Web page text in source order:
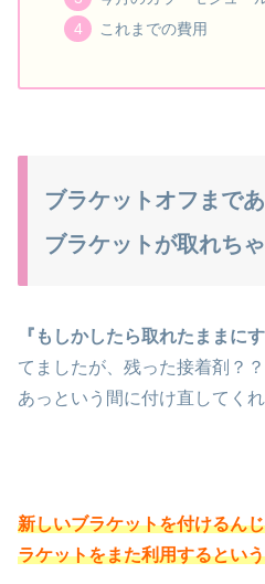
これまでの費用
ブラケットオフまで
ブラケットが取れち
『もしかしたら取れたままに
てましたが、残った接着剤？
あっという間に付け直してく
新しいブラケットを付けるん
ラケットをまた利用するとい